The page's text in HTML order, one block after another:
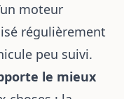
moteur
régulièrement
peu suivi.
le mieux